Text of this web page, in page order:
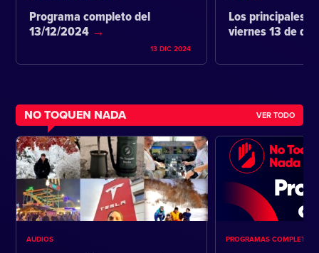
Programa completo del
13/12/2024
13 DIC 2024
Los principales
viernes 13 de
NO TOQUEN NADA VER TODO
AUDIOS PROGRAMAS COMPLETOS